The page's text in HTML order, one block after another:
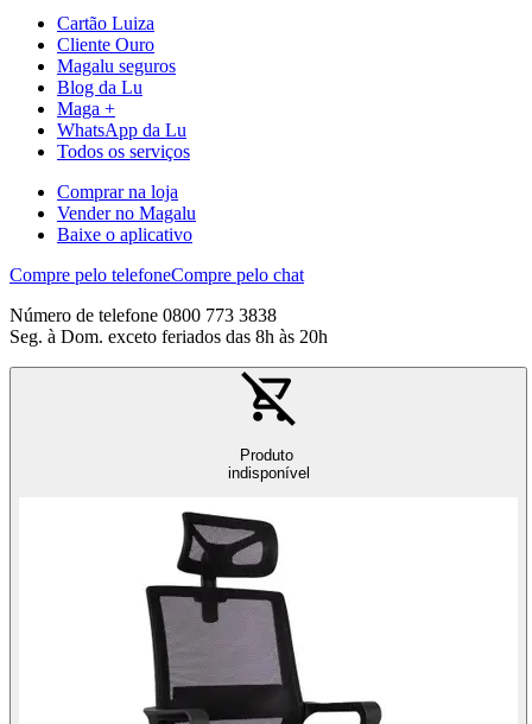
Cartão Luiza
Cliente Ouro
Magalu seguros
Blog da Lu
Maga +
WhatsApp da Lu
Todos os serviços
Comprar na loja
Vender no Magalu
Baixe o aplicativo
Compre pelo telefoneCompre pelo chat
Número de telefone 0800 773 3838
Seg. à Dom. exceto feriados das 8h às 20h
Produto
indisponível